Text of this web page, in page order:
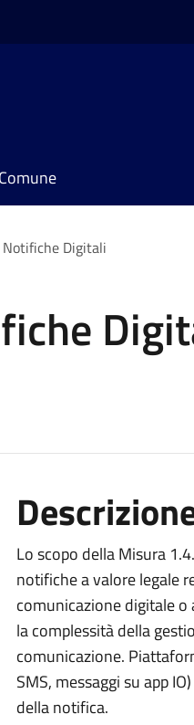
Digitali
Lo scopo della Misura
notifiche a valore legale
comunicazione digitale o
la complessità della
comunicazione.
SMS, messaggi su app
della notifica.